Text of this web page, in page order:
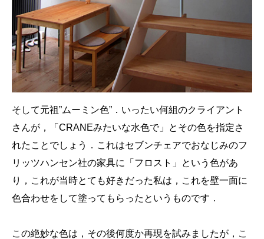
そして元祖”ムーミン色”．いったい何組のクライアント
さんが，「CRANEみたいな水色で」とその色を指定さ
れたことでしょう．これはセブンチェアでおなじみのフ
リッツハンセン社の家具に「フロスト」という色があ
り，これが当時とても好きだった私は，これを壁一面に
色合わせをして塗ってもらったというものです．
この絶妙な色は，その後何度か再現を試みましたが，こ